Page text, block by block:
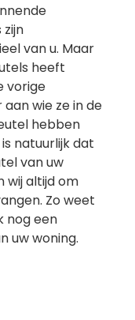
van u. Maar
heeft
vorige
wie ze in de
hebben
natuurlijk dat
van uw
wij altijd om
Zo weet
nog een
uw woning.